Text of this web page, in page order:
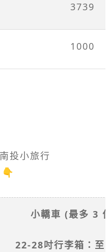
3739
1000
投小旅行
👇
小轎車 (最多 3
22-28吋行李箱：